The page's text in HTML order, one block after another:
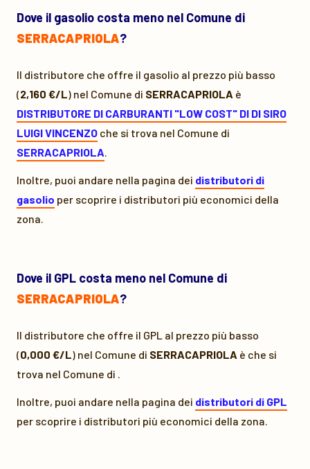
Dove il gasolio costa meno nel Comune di
SERRACAPRIOLA?
Il distributore che offre il gasolio al prezzo più basso
(2,160 €/L) nel Comune di SERRACAPRIOLA è
DISTRIBUTORE DI CARBURANTI "LOW COST" DI DI SIRO
LUIGI VINCENZO che si trova nel Comune di
SERRACAPRIOLA.
Inoltre, puoi andare nella pagina dei distributori di
gasolio per scoprire i distributori più economici della
zona.
Dove il GPL costa meno nel Comune di
SERRACAPRIOLA?
Il distributore che offre il GPL al prezzo più basso
(0,000 €/L) nel Comune di SERRACAPRIOLA è che si
trova nel Comune di .
Inoltre, puoi andare nella pagina dei distributori di GPL
per scoprire i distributori più economici della zona.